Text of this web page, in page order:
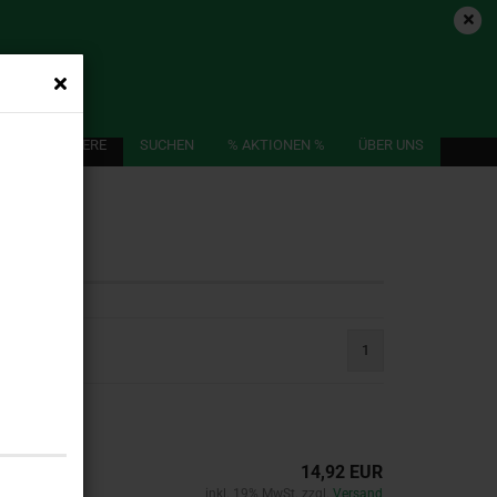
SUCHEN % AKTIONEN % ÜBER UNS
WEITERE
1
14,92 EUR
inkl. 19% MwSt. zzgl. Versand